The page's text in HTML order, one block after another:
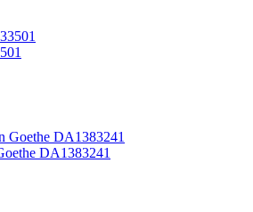
DA1383241